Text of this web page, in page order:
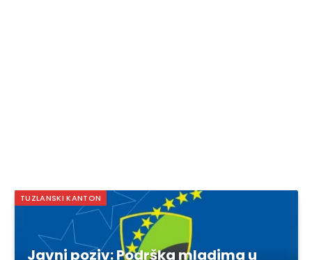
TUZLANSKI KANTON
Javni poziv: Podrška mladima u